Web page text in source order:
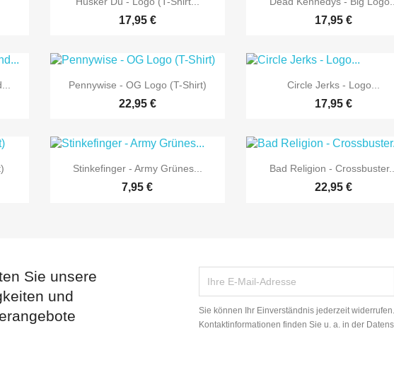
17,95 € 17,95 €
 Vorschau
Pennywise - OG Logo (T-Shirt)
22,95 €
 Vorschau
Circle Jerks - Logo...
17,95 €
 Vorschau
Stinkefinger - Army Grünes...
7,95 €
 Vorschau
Bad Religion -
22,95 €
Sie unsere
und
Sie können Ihr Einverständnis jederzeit
Kontaktinformationen finden Sie u. a. in der